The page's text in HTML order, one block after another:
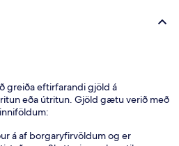
greiða eftirfarandi gjöld á
eða útritun. Gjöld gætu verið með
á af borgaryfirvöldum og er